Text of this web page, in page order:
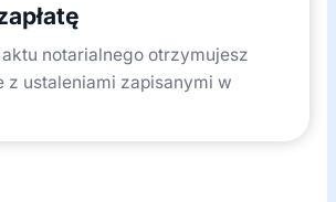
aktu notarialnego otrzymujesz
z ustaleniami zapisanymi w